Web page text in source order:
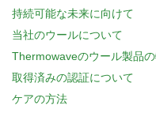
持続可能な未来に向けて
当社のウールについて
Thermowaveのウール製品
取得済みの認証について
ケアの方法